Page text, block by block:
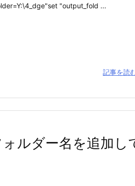
"output_fold ...
記事を読
ルダー名を追加し